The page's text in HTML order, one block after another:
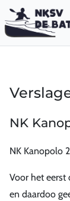
NK
NK Kanopolo
Voor het eerst
en daardoo